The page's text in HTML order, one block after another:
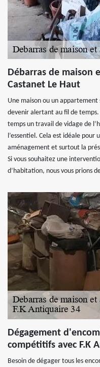
Débarras de maison
Castanet Le Haut
Une maison ou un appartement
devenir alertant au fil de
temps un travail de vidage de
l’essentiel. Cela est idéale pour
aménagement et surtout la
Si vous souhaitez une
d’habitation, nous vous prions
Dégagement
compétitifs avec F.K
Besoin de dégager tous les